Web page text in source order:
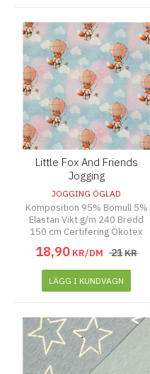
Little Fox And Friends
Jogging
JOGGING ÖGLAD
Komposition 95% Bomull 5%
Elastan Vikt g/m 240 Bredd
150 cm Certifering Ökotex
18,90 KR/DM 21KR
LÄGG I KUNDVAGN